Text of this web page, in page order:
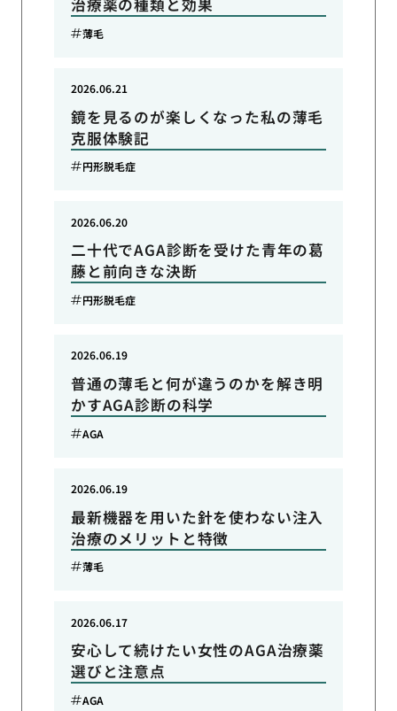
治療薬の種類と効果
薄毛
鏡を見るのが楽しくなった私の薄毛
克服体験記
2026.06.21
円形脱毛症
二十代でAGA診断を受けた青年の葛
藤と前向きな決断
2026.06.20
円形脱毛症
普通の薄毛と何が違うのかを解き明
かすAGA診断の科学
2026.06.19
AGA
最新機器を用いた針を使わない注入
治療のメリットと特徴
2026.06.19
薄毛
安心して続けたい女性のAGA治療薬
選びと注意点
2026.06.17
AGA